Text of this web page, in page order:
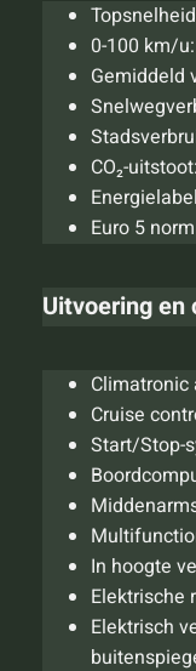
0-100 km/
Gemiddeld
CO₂-
Euro 5 norm
Uitvoering en
Cruise
Start/Stop-
In hoogte
Elektrische
Elektrisch